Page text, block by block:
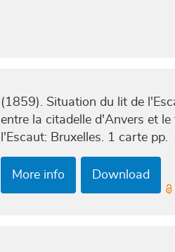
(1859). Situation du lit de
entre la citadelle d'Anvers et
l'Escaut: Bruxelles. 1 carte pp.
More info Download